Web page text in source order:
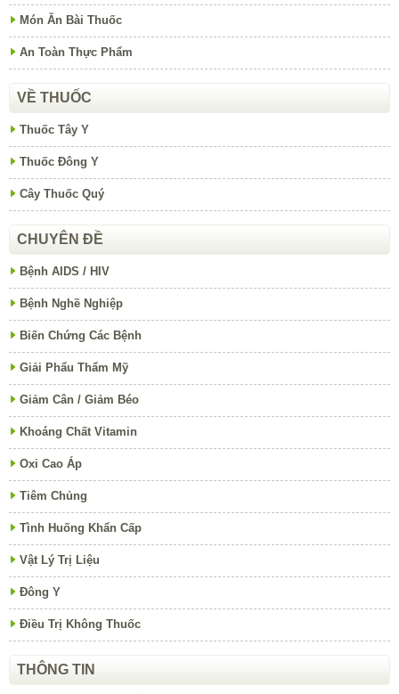
Món Ăn Bài Thuốc
An Toàn Thực Phẩm
VỀ THUỐC
Thuốc Tây Y
Thuốc Đông Y
Cây Thuốc Quý
CHUYÊN ĐỀ
Bệnh AIDS / HIV
Bệnh Nghề Nghiệp
Biến Chứng Các Bệnh
Giải Phẩu Thẩm Mỹ
Giảm Cân / Giảm Béo
Khoáng Chất Vitamin
Oxi Cao Áp
Tiêm Chủng
Tình Huống Khẩn Cấp
Vật Lý Trị Liệu
Đông Y
Điều Trị Không Thuốc
THÔNG TIN